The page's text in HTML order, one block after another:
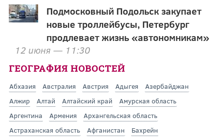
Подмосковный Подольск закупает
новые троллейбусы, Петербург
продлевает жизнь «автономникам»
12 июня — 11:30
ГЕОГРАФИЯ НОВОСТЕЙ
Абхазия Австралия Австрия Адыгея
Азербайджан
Алжир
Алтай Алтайский край
Амурская область
Аргентина
Армения
Архангельская область
Астраханская область
Афганистан
Бахрейн